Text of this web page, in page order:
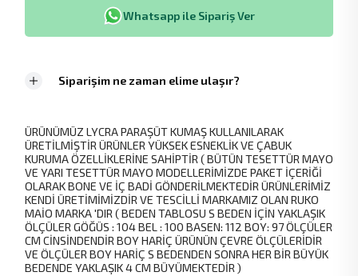
Whatsapp ile Sipariş Ver
Siparişim ne zaman elime ulaşır?
ÜRÜNÜMÜZ LYCRA PARAŞÜT KUMAŞ KULLANILARAK
ÜRETİLMİŞTİR ÜRÜNLER YÜKSEK ESNEKLİK VE ÇABUK
KURUMA ÖZELLİKLERİNE SAHİPTİR ( BÜTÜN TESETTÜR MAYO
VE YARI TESETTÜR MAYO MODELLERİMİZDE PAKET İÇERİĞİ
OLARAK BONE VE İÇ BADİ GÖNDERİLMEKTEDİR ÜRÜNLERİMİZ
KENDİ ÜRETİMİMİZDİR VE TESCİLLİ MARKAMIZ OLAN RUKO
MAİO MARKA 'DIR ( BEDEN TABLOSU S BEDEN İÇİN YAKLAŞIK
ÖLÇÜLER GÖĞÜS : 104 BEL : 100 BASEN: 112 BOY: 97 ÖLÇÜLER
CM CİNSİNDENDİR BOY HARİÇ ÜRÜNÜN ÇEVRE ÖLÇÜLERİDİR
VE ÖLÇÜLER BOY HARİÇ S BEDENDEN SONRA HER BİR BÜYÜK
BEDENDE YAKLAŞIK 4 CM BÜYÜMEKTEDİR )